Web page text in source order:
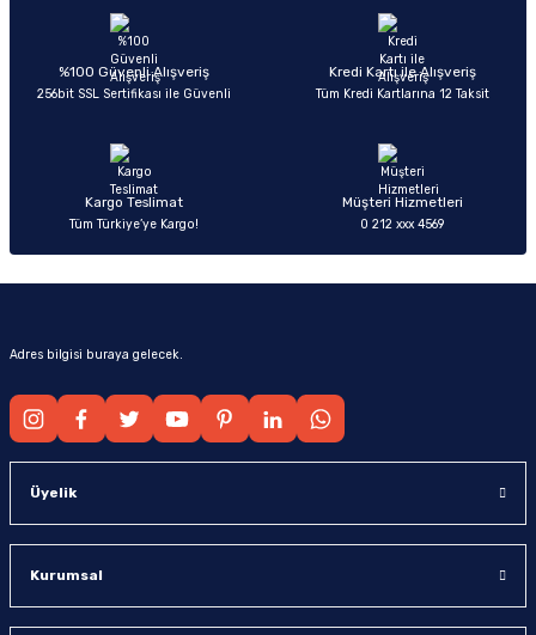
Ürün açıklamasında eksik bilgiler bulunuyor.
Ürün bilgilerinde hatalar bulunuyor.
Ürün fiyatı diğer sitelerden daha pahalı.
%100 Güvenli Alışveriş
256bit SSL Sertifikası ile Güvenli
Kredi Kartı ile Alışveriş
Tüm Kredi Kartlarına 12 Taksit
Kargo Teslimat
Tüm Türkiye’ye Kargo!
Müşteri Hizmetleri
0 212 xxx 4569
Adres bilgisi buraya gelecek.
Üyelik
Kurumsal